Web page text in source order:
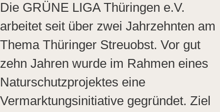
Die GRÜNE LIGA Thüringen e.V.
arbeitet seit über zwei Jahrzehnten am
Thema Thüringer Streuobst. Vor gut
zehn Jahren wurde im Rahmen eines
Naturschutzprojektes eine
Vermarktungsinitiative gegründet. Ziel